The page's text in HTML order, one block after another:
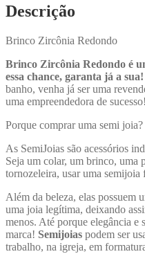
Descrição
Brinco Zircônia Redondo
Brinco Zircônia Redondo é
essa chance, garanta já a sua!
banho, venha já ser uma
uma empreendedora de sucesso!
Porque comprar uma semi joia?
As SemiJoias são acessórios
Seja um colar, um brinco, uma
tornozeleira, usar uma semijoia
Além da beleza, elas possuem
uma joia legítima, deixando
menos. Até porque elegância e
marca! Semijoias podem ser
trabalho, na igreja, em